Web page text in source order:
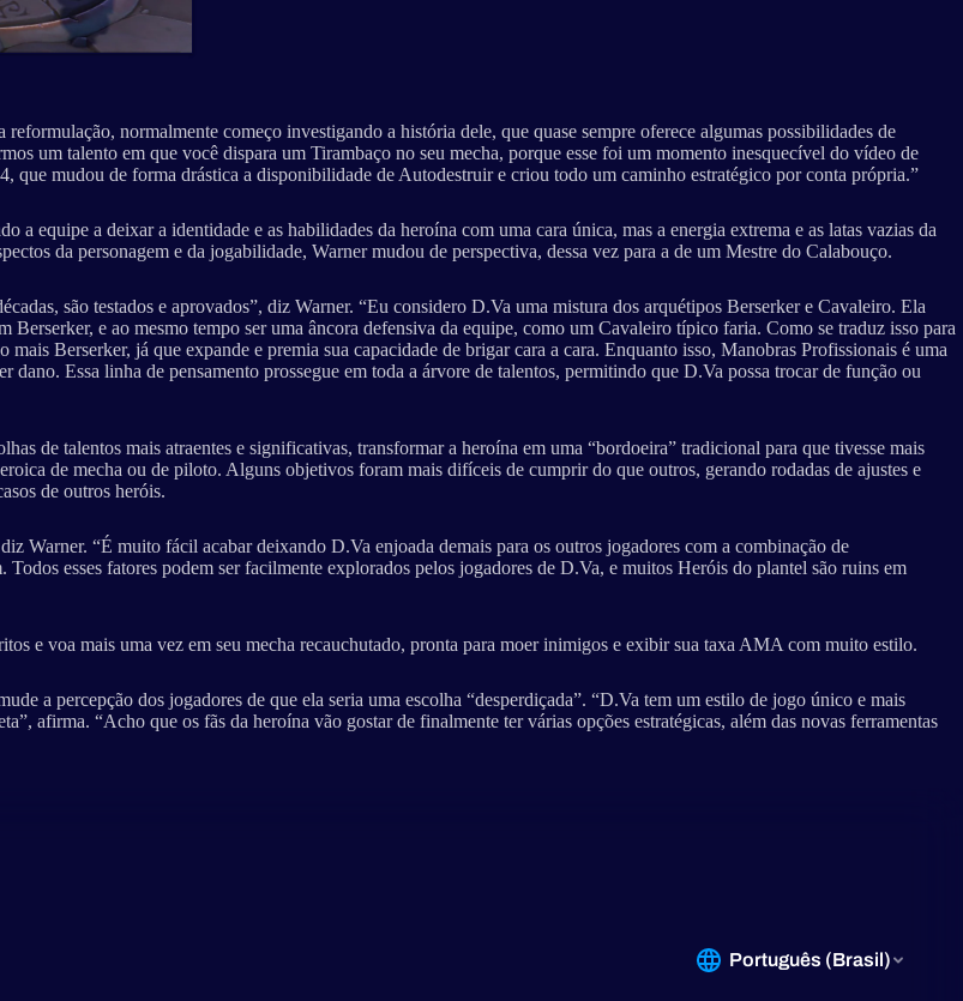
normalmente começo investigando a história dele, que quase sempre oferece algumas possibilidades de
um talento em que você dispara um Tirambaço no seu mecha, porque esse foi um momento inesquecível do vídeo de
mudou de forma drástica a disponibilidade de Autodestruir e criou todo um caminho estratégico por conta própria.”
equipe a deixar a identidade e as habilidades da heroína com uma cara única, mas a energia extrema e as latas vazias da
da personagem e da jogabilidade, Warner mudou de perspectiva, dessa vez para a de um Mestre do Calabouço.
são testados e aprovados”, diz Warner. “Eu considero D.Va uma mistura dos arquétipos Berserker e Cavaleiro. Ela
e ao mesmo tempo ser uma âncora defensiva da equipe, como um Cavaleiro típico faria. Como se traduz isso para
Berserker, já que expande e premia sua capacidade de brigar cara a cara. Enquanto isso, Manobras Profissionais é uma
Essa linha de pensamento prossegue em toda a árvore de talentos, permitindo que D.Va possa trocar de função ou
de talentos mais atraentes e significativas, transformar a heroína em uma “bordoeira” tradicional para que tivesse mais
de mecha ou de piloto. Alguns objetivos foram mais difíceis de cumprir do que outros, gerando rodadas de ajustes e
de outros heróis.
Warner. “É muito fácil acabar deixando D.Va enjoada demais para os outros jogadores com a combinação de
esses fatores podem ser facilmente explorados pelos jogadores de D.Va, e muitos Heróis do plantel são ruins em
e voa mais uma vez em seu mecha recauchutado, pronta para moer inimigos e exibir sua taxa AMA com muito estilo.
a percepção dos jogadores de que ela seria uma escolha “desperdiçada”. “D.Va tem um estilo de jogo único e mais
afirma. “Acho que os fãs da heroína vão gostar de finalmente ter várias opções estratégicas, além das novas ferramentas